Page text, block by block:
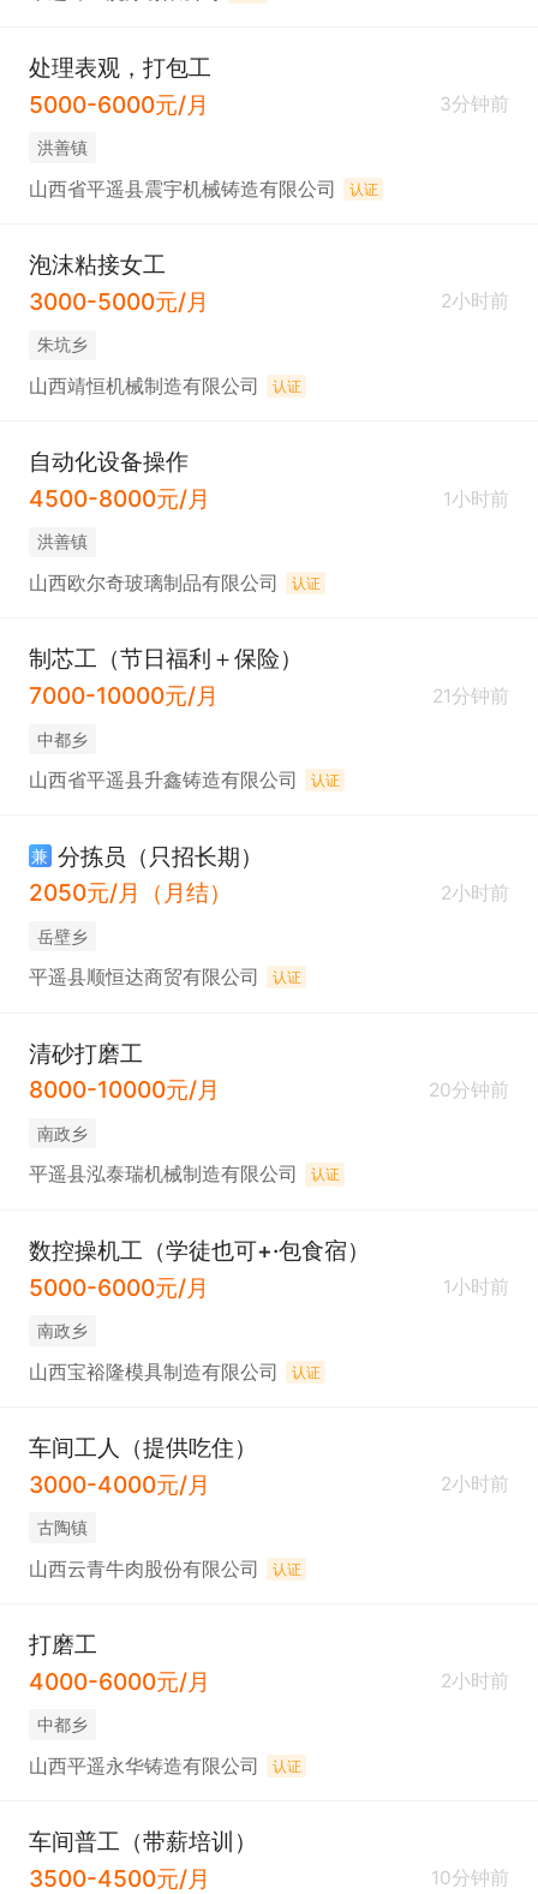
处理表观，打包工
5000-6000元/月
3分钟前
洪善镇
山西省平遥县震宇机械铸造有限公司 认证
泡沫粘接女工
3000-5000元/月
2小时前
朱坑乡
山西靖恒机械制造有限公司 认证
自动化设备操作
4500-8000元/月
1小时前
洪善镇
山西欧尔奇玻璃制品有限公司 认证
制芯工（节日福利＋保险）
7000-10000元/月
21分钟前
中都乡
山西省平遥县升鑫铸造有限公司 认证
兼 分拣员（只招长期）
2050元/月（月结）
2小时前
岳壁乡
平遥县顺恒达商贸有限公司 认证
清砂打磨工
8000-10000元/月
20分钟前
南政乡
平遥县泓泰瑞机械制造有限公司 认证
数控操机工（学徒也可+·包食宿）
5000-6000元/月
1小时前
南政乡
山西宝裕隆模具制造有限公司 认证
车间工人（提供吃住）
3000-4000元/月
2小时前
古陶镇
山西云青牛肉股份有限公司 认证
打磨工
4000-6000元/月
2小时前
中都乡
山西平遥永华铸造有限公司 认证
车间普工（带薪培训）
3500-4500元/月
10分钟前